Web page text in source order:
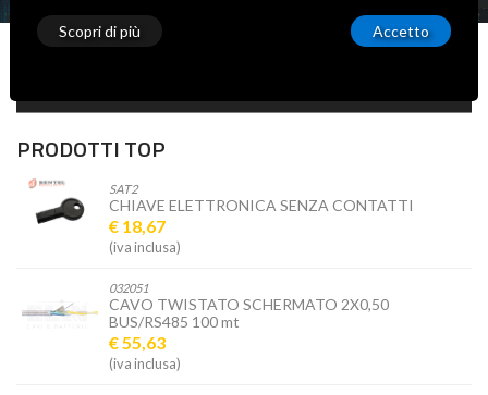
PRODOTTI TOP
SAT2
CHIAVE ELETTRONICA SENZA CONTATTI
€ 18,67
(iva inclusa)
032051
CAVO TWISTATO SCHERMATO 2X0,50
BUS/RS485 100 mt
€ 55,63
(iva inclusa)
Scopri di più Accetto